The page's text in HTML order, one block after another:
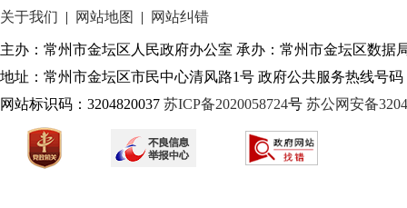
关于我们 | 网站地图 | 网站纠错
主办：常州市金坛区人民政府办公室 承办：常州市金坛区数据
地址：常州市金坛区市民中心清风路1号 政府公共服务热线号码
网站标识码：3204820037 苏ICP备2020058724号 苏公网安备